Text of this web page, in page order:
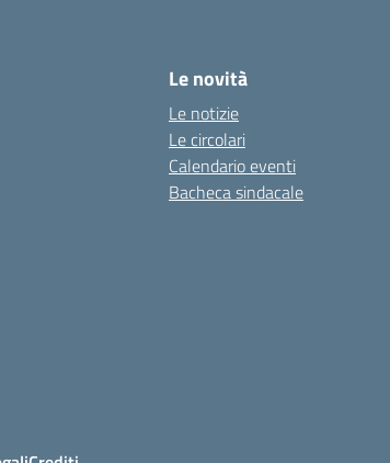
Le novità
Le notizie
Le circolari
Calendario eventi
Bacheca sindacale